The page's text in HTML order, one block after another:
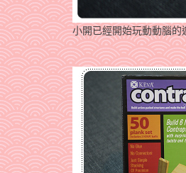
小開已經開始玩動動腦